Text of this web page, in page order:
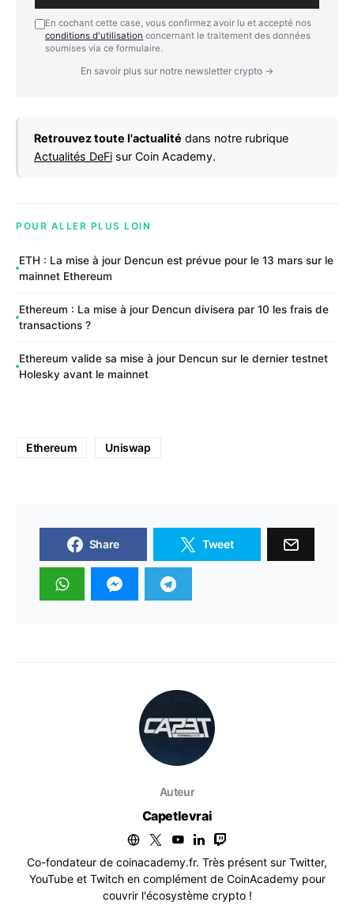
En cochant cette case, vous confirmez avoir lu et accepté nos
conditions d'utilisation concernant le traitement des données
soumises via ce formulaire.
En savoir plus sur notre newsletter crypto →
Retrouvez toute l'actualité dans notre rubrique
Actualités DeFi sur Coin Academy.
POUR ALLER PLUS LOIN
ETH : La mise à jour Dencun est prévue pour le 13 mars sur le
mainnet Ethereum
Ethereum : La mise à jour Dencun divisera par 10 les frais de
transactions ?
Ethereum valide sa mise à jour Dencun sur le dernier testnet
Holesky avant le mainnet
Ethereum Uniswap
Share Tweet
Auteur
Capetlevrai
Co-fondateur de coinacademy.fr. Très présent sur Twitter,
YouTube et Twitch en complément de CoinAcademy pour
couvrir l'écosystème crypto !